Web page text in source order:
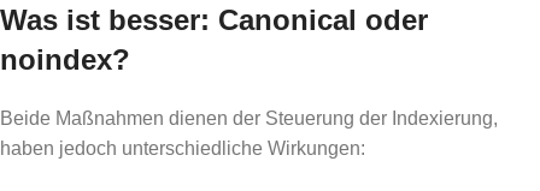
Was ist besser: Canonical oder
noindex?
Beide Maßnahmen dienen der Steuerung der Indexierung,
haben jedoch unterschiedliche Wirkungen: